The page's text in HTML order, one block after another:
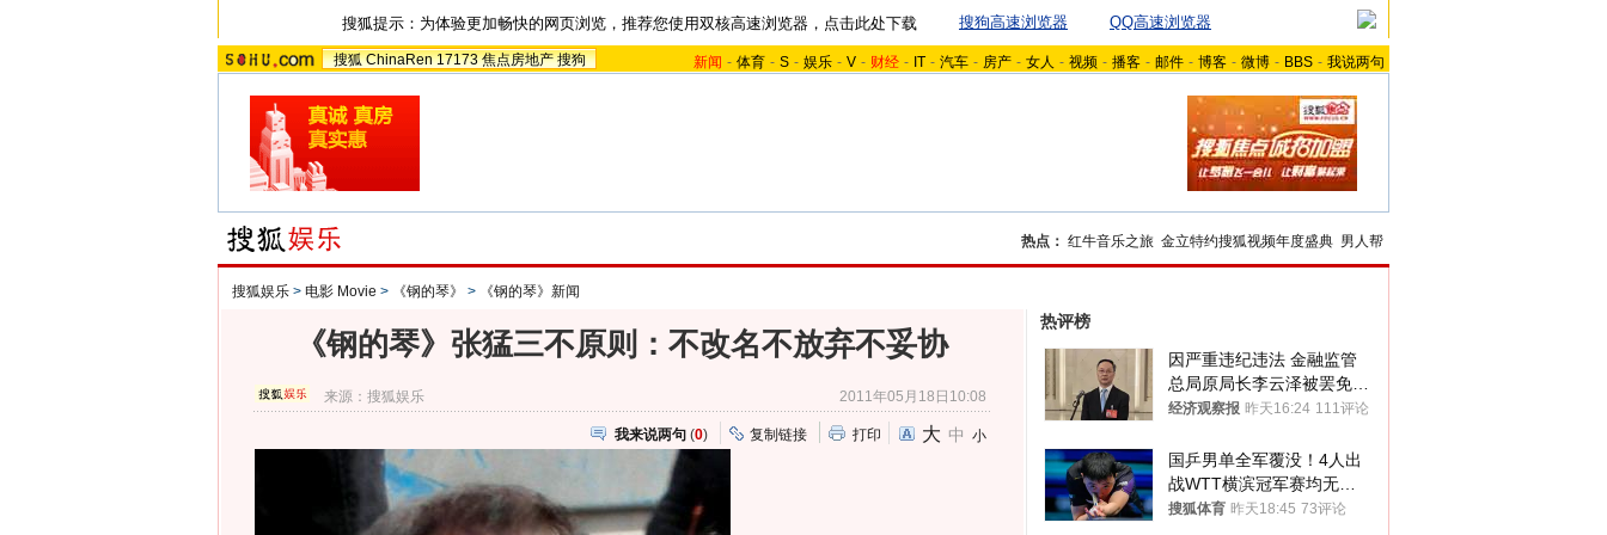
搜狐提示：为体验更加畅快的网页浏览，推荐您使用双核高速浏览器，点击此处下载 搜狗高速浏览器 QQ高速浏览器
搜狐 ChinaRen 17173 焦点房地产 搜狗 新闻 - 体育 - S - 娱乐 - V - 财经 - IT - 汽车 - 房产 - 女人 - 视频 - 播客 - 邮件 - 博客 - 微博 - BBS - 我说两句
热点： 红牛音乐之旅 金立特约搜狐视频年度盛典 男人帮
搜狐娱乐 > 电影 Movie > 《钢的琴》 > 《钢的琴》新闻
《钢的琴》张猛三不原则：不改名不放弃不妥协
来源：搜狐娱乐 2011年05月18日10:08
我来说两句 (0) 复制链接 打印 大 中 小
热评榜
因严重违纪违法 金融监管
总局原局长李云泽被罢免全
国人大代表
经济观察报 昨天16:24 111评论
国乒男单全军覆没！4人出
战WTT横滨冠军赛均无缘
八强
搜狐体育 昨天18:45 73评论